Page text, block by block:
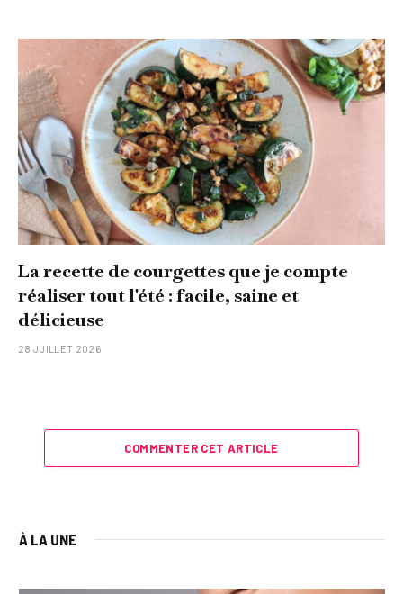
La recette de courgettes que je compte
réaliser tout l'été : facile, saine et
délicieuse
28 JUILLET 2026
COMMENTER CET ARTICLE
À LA UNE